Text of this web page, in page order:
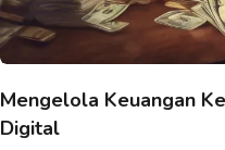
Mengelola Keuangan
Digital